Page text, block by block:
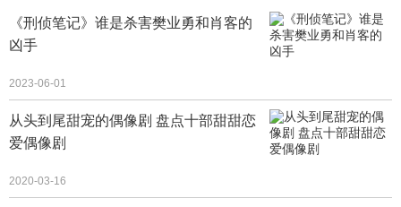
《刑侦笔记》谁是杀害樊业勇和肖客的
凶手
2023-06-01
从头到尾甜宠的偶像剧 盘点十部甜甜恋
爱偶像剧
2020-03-16